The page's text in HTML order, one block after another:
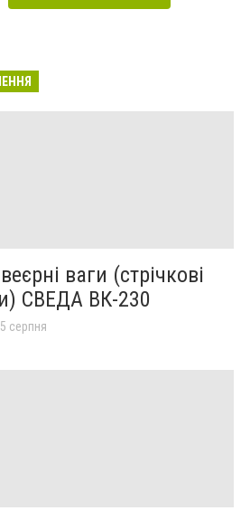
ваги (стрічкові
СВЕДА ВК-230
серпня